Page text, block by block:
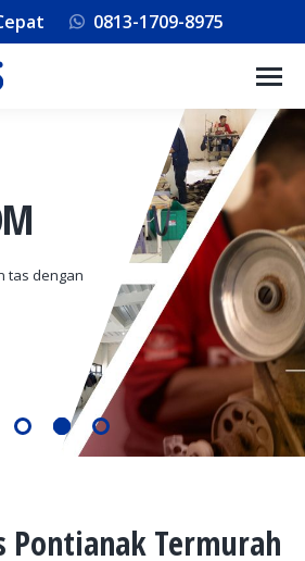
0813-1709-8975
tas dengan
Pontianak Termurah